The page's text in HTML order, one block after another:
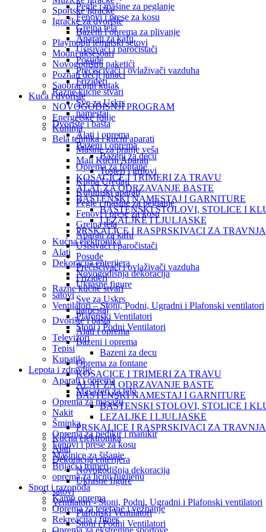
Pegle i mašine za peglanje
Fenovi i prese za kosu
Grejna tela
Aparati za kafu
Usisivači i paročistači
Posuđe
Prečišćivači i ovlaživači vazduha
Frizideri
Razne kućne stvari
Sve za Uskrs
namestaj
Dvorište i bašta
Alati i oprema
Bazeni i oprema
Bazeni za decu
Oprema za fontane
KOSACICE I TRIMERI ZA TRAVU
ALAT ZA ODRZAVANJE BASTE
BASTENSKI NAMESTAJ I GARNITURE
BASTENSKI STOLOVI, STOLICE I
LEZALJKE I LJULJASKE
PRSKALICE I RASPRSKIVACI ZA
Kućna elektronika
Alati
Dekoracija enterijera
Novogodišnja dekoracija
Ukrasne figure
satovi
Ventilatori – Stoni, Podni, Ugradni i Plafonski ventilatori
Plafonski Ventilatori
Stoni i Podni Ventilatori
Televizori
Tepisi
Kupatilo
Lepota i zdravlje
Aparati i oprema
Masazeri za telo
Oprema za masažu
Nakit
Šminka
Oprema za pedikir i manikir
Fenovi i prese za kosu
Mašinice za šišanje
Brijači i trimeri
oprema za licnu higijenu
Sport i razonoda
Kamp oprema
Oprema za teretane i vežbanje
Rekreacija i fitnes
Sportske igračke
‎Igračke za dvorište
Bazeni i oprema za plivanje
Playmobil tematski setovi
Modni aksesoari
Novogodišnji paketići
Poznati dečji junaci
Saobraćajni kutak
Kuća i dvorište
NOVOGODISNJI PROGRAM
Energetske folije
Kuhinja
Bela tehnika i kućni aparati
Mašine za pranje veša
Mali Kućni Aparati
Tosteri i grilovi
Klima Uređaji
Kuhinjski aparati
Pegle i mašine za peglanje
Fenovi i prese za kosu
Grejna tela
Aparati za kafu
Usisivači i paročistači
Posuđe
Prečišćivači i ovlaživači vazduha
Frizideri
Razne kućne stvari
Sve za Uskrs
namestaj
Dvorište i bašta
Alati i oprema
Bazeni i oprema
Bazeni za decu
Oprema za fontane
KOSACICE I TRIMERI ZA TRAVU
ALAT ZA ODRZAVANJE BASTE
BASTENSKI NAMESTAJ I GARNITURE
BASTENSKI STOLOVI, STOLICE I
LEZALJKE I LJULJASKE
PRSKALICE I RASPRSKIVACI ZA
Kućna elektronika
Alati
Dekoracija enterijera
Novogodišnja dekoracija
Ukrasne figure
satovi
Ventilatori - Stoni, Podni, Ugradni i Plafonski ventilatori
Plafonski Ventilatori
Stoni i Podni Ventilatori